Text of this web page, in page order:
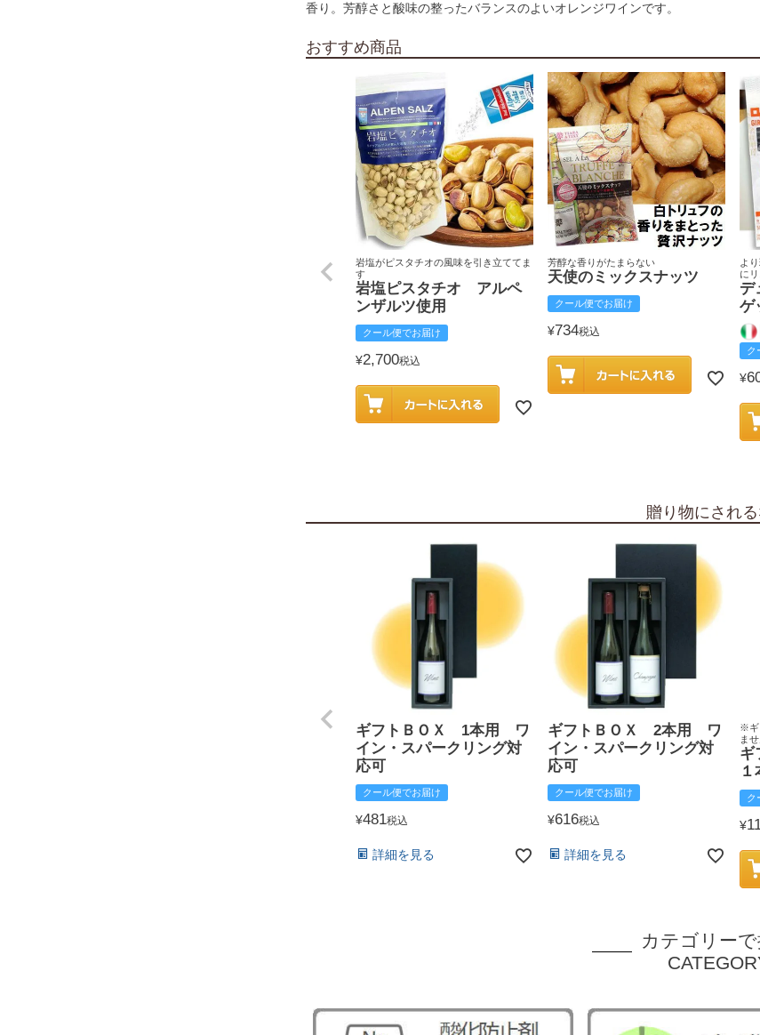
香り。芳醇さと酸味の整ったバランスのよいオレンジワインです。
おすすめ商品
岩塩がピスタチオの風味を引き立ててま
す
岩塩ピスタチオ アルペ
ンザルツ使用
クール便でお届け
¥2,700税込
芳醇な香りがたまらない
天使のミックスナッツ
クール便でお届け
¥734税込
よ
に
デ
ゲ
ク
¥
贈り物にされる
ギフトＢＯＸ 1本用 ワ
イン・スパークリング対
応可
クール便でお届け
¥481税込
詳細を見る
ギフトＢＯＸ 2本用 ワ
イン・スパークリング対
応可
クール便でお届け
¥616税込
詳細を見る
※ギ
ま
ギ
ク
¥
カテゴリー